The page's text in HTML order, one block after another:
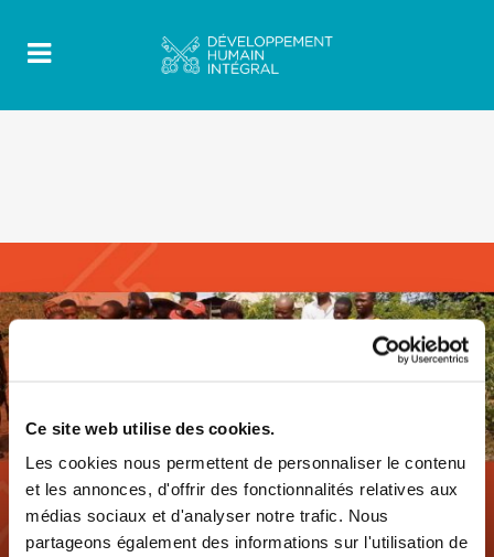
Ce site web utilise des cookies.
Les cookies nous permettent de personnaliser le contenu
et les annonces, d'offrir des fonctionnalités relatives aux
médias sociaux et d'analyser notre trafic. Nous
partageons également des informations sur l'utilisation de